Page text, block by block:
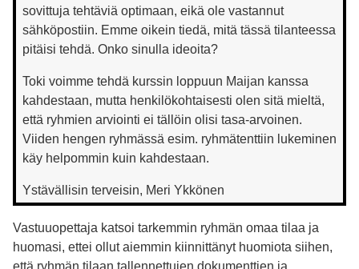
sovittuja tehtäviä optimaan, eikä ole vastannut
sähköpostiin. Emme oikein tiedä, mitä tässä tilanteessa
pitäisi tehdä. Onko sinulla ideoita?
Toki voimme tehdä kurssin loppuun Maijan kanssa
kahdestaan, mutta henkilökohtaisesti olen sitä mieltä,
että ryhmien arviointi ei tällöin olisi tasa-arvoinen.
Viiden hengen ryhmässä esim. ryhmätenttiin lukeminen
käy helpommin kuin kahdestaan.
Ystävällisin terveisin, Meri Ykkönen
Vastuuopettaja katsoi tarkemmin ryhmän omaa tilaa ja
huomasi, ettei ollut aiemmin kiinnittänyt huomiota siihen,